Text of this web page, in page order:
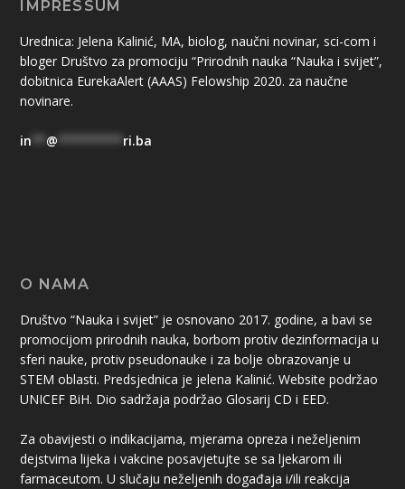
IMPRESSUM
Urednica: Jelena Kalinić, MA, biolog, naučni novinar, sci-com i
bloger Društvo za promociju “Prirodnih nauka “Nauka i svijet”,
dobitnica EurekaAlert (AAAS) Felowship 2020. za naučne
novinare.
in ** @ ********* ri.ba
O NAMA
Društvo “Nauka i svijet” je osnovano 2017. godine, a bavi se
promocijom prirodnih nauka, borbom protiv dezinformacija u
sferi nauke, protiv pseudonauke i za bolje obrazovanje u
STEM oblasti. Predsjednica je jelena Kalinić. Website podržao
UNICEF BiH. Dio sadržaja podržao Glosarij CD i EED.
Za obavijesti o indikacijama, mjerama opreza i neželjenim
dejstvima lijeka i vakcine posavjetujte se sa ljekarom ili
farmaceutom. U slučaju neželjenih događaja i/ili reakcija